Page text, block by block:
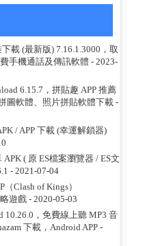
載 (最新版) 7.16.1.3000，取
手機通話及傳訊軟體 - 2023-
6.15.7，拼貼趣 APP 推薦
圖軟體、照片拼貼軟體下載-
/ APP 下載 (幸運解鎖器)
APK ( 原 ES檔案瀏覽器 / ES文
- 2021-07-04
Clash of Kings）
遊戲- 2020-05-03
10.26.0，免費線上聽 MP3 音
下載，Android APP-